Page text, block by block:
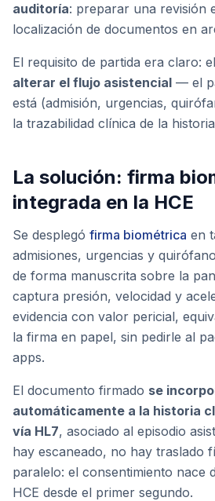
auditoría: preparar una revisión
localización de documentos en
El requisito de partida era claro:
alterar el flujo asistencial — el
está (admisión, urgencias,
la trazabilidad clínica de la
La solución: firma
integrada en la HCE
Se desplegó firma biométrica en
admisiones, urgencias y
de forma manuscrita sobre la
captura presión, velocidad y
evidencia con valor pericial,
la firma en papel, sin pedirle al
apps.
El documento firmado se
automáticamente a la historia
vía HL7, asociado al episodio
hay escaneado, no hay traslado
paralelo: el consentimiento nace
HCE desde el primer segundo.